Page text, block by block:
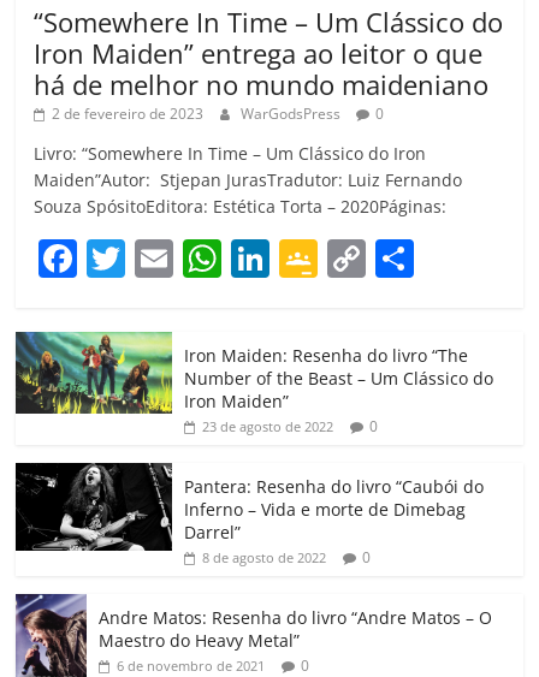
“Somewhere In Time – Um Clássico do
Iron Maiden” entrega ao leitor o que
há de melhor no mundo maideniano
2 de fevereiro de 2023 WarGodsPress 0
Livro: “Somewhere In Time – Um Clássico do Iron
Maiden”Autor: Stjepan JurasTradutor: Luiz Fernando
Souza SpósitoEditora: Estética Torta – 2020Páginas:
F
a
c
e
b
o
o
k
T
w
itt
er
E
m
W
h
s
A
p
p
Li
n
e
dI
n
G
o
gl
e
Cl
a
ss
ro
o
m
C
o
y
Li
n
k
p
h
ar
Iron Maiden: Resenha do livro “The
Number of the Beast – Um Clássico do
Iron Maiden”
23 de agosto de 2022 0
Pantera: Resenha do livro “Caubói do
Inferno – Vida e morte de Dimebag
Darrel”
8 de agosto de 2022 0
Andre Matos: Resenha do livro “Andre Matos – O
Maestro do Heavy Metal”
6 de novembro de 2021 0